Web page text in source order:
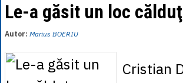
Le-a găsit un loc călduţ
Autor: Marius BOERIU
Cristian